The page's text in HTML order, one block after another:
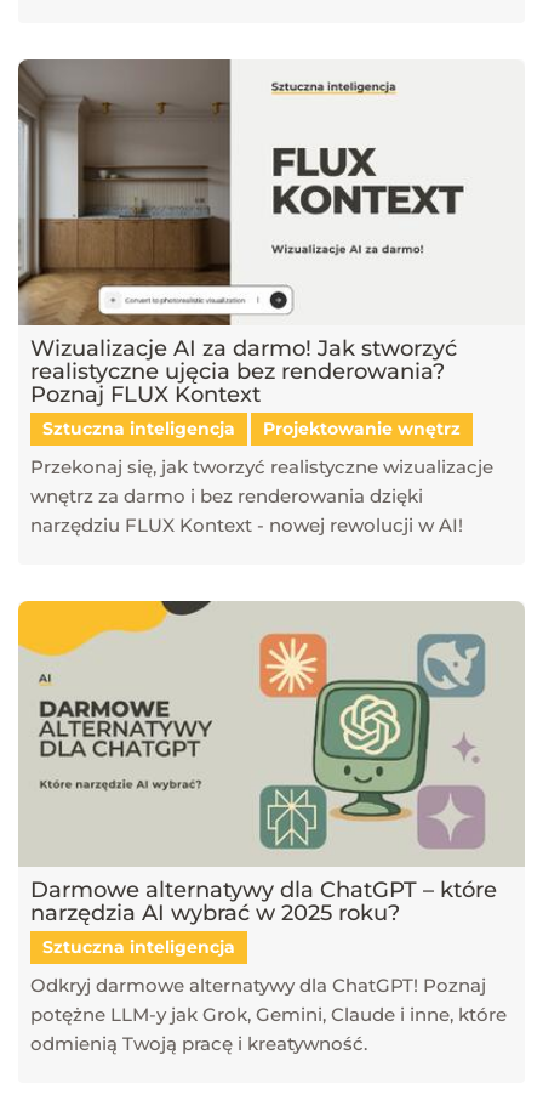
Wizualizacje AI za darmo! Jak stworzyć
realistyczne ujęcia bez renderowania?
Poznaj FLUX Kontext
Sztuczna inteligencja Projektowanie wnętrz
Przekonaj się, jak tworzyć realistyczne wizualizacje
wnętrz za darmo i bez renderowania dzięki
narzędziu FLUX Kontext - nowej rewolucji w AI!
Darmowe alternatywy dla ChatGPT – które
narzędzia AI wybrać w 2025 roku?
Sztuczna inteligencja
Odkryj darmowe alternatywy dla ChatGPT! Poznaj
potężne LLM-y jak Grok, Gemini, Claude i inne, które
odmienią Twoją pracę i kreatywność.